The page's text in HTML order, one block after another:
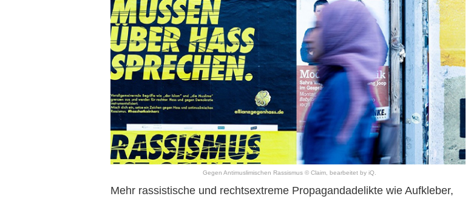
Gegen Antimuslimischen Rassismus © Claim, bearbeitet by iQ.
Mehr rassistische und rechtsextreme Propagandadelikte wie Aufkleber,